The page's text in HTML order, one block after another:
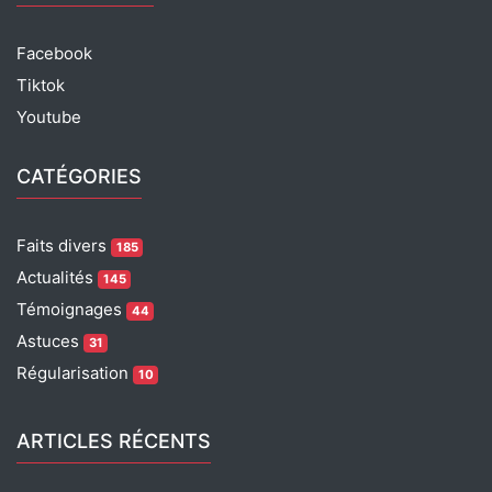
Facebook
Tiktok
Youtube
CATÉGORIES
Faits divers 185
Actualités 145
Témoignages 44
Astuces 31
Régularisation 10
ARTICLES RÉCENTS